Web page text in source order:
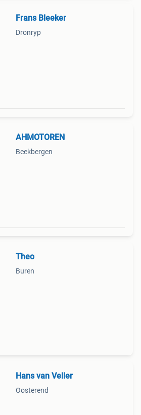
Frans Bleeker
Dronryp
AHMOTOREN
Beekbergen
Theo
Buren
Hans van Veller
Oosterend